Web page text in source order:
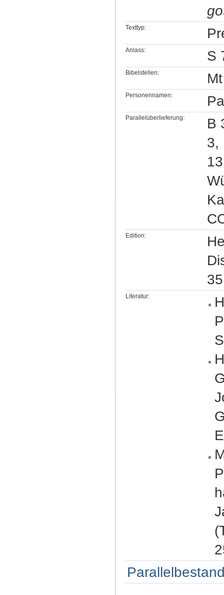
Texttyp:
Anlass: S
Bibelstellen:
Personennamen:
Parallelüberlieferung:
B
3,
Edition:
Literatur: